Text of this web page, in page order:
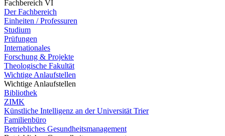
Fachbereich VI
Der Fachbereich
Einheiten / Professuren
Studium
Prüfungen
Internationales
Forschung & Projekte
Theologische Fakultät
Wichtige Anlaufstellen
Wichtige Anlaufstellen
Bibliothek
ZIMK
Künstliche Intelligenz an der Universität Trier
Familienbüro
Betriebliches Gesundheitsmanagement